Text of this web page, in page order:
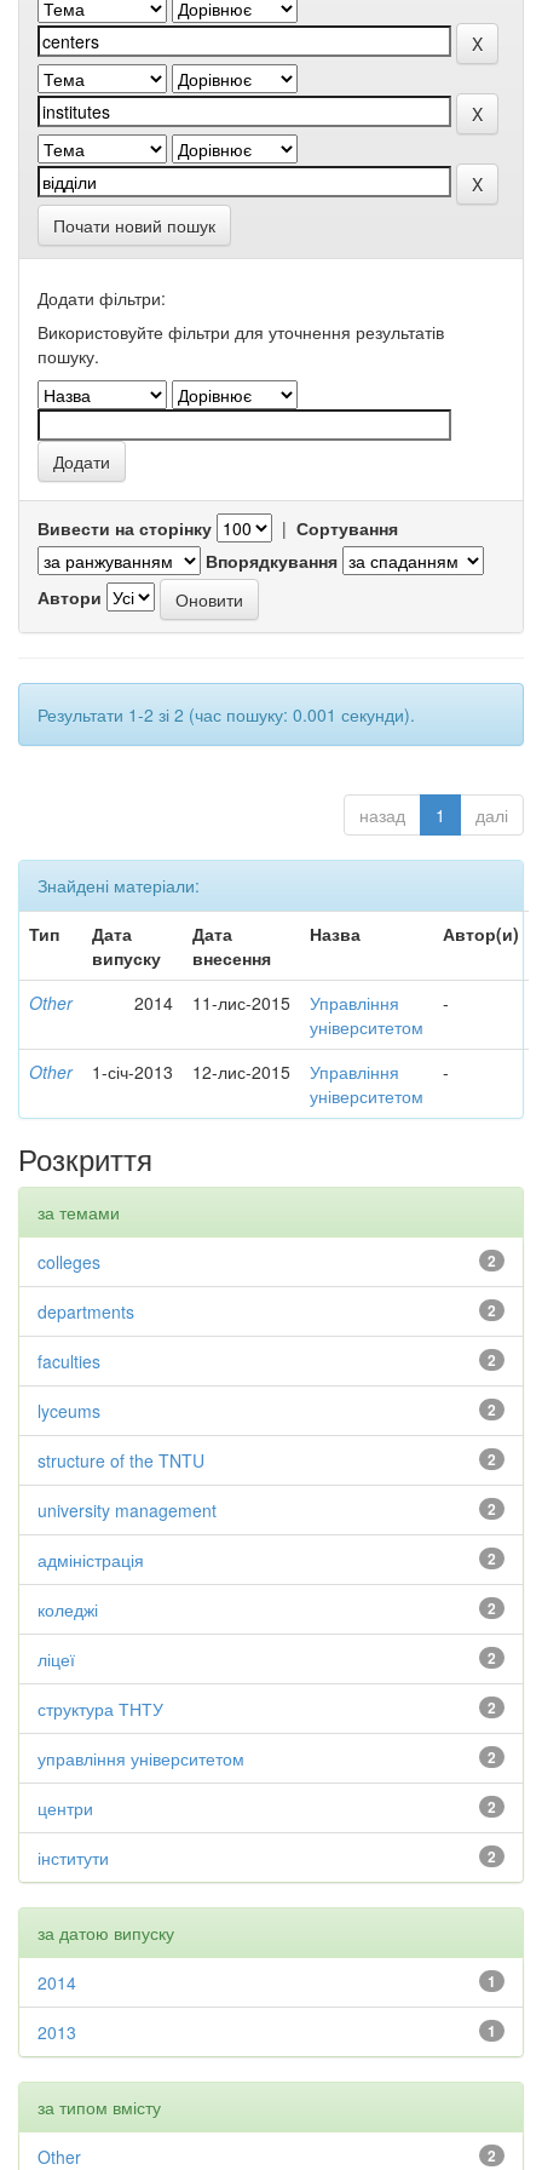
Почати новий пошук
Додати фільтри:
Використовуйте фільтри для уточнення результатів
пошуку.
Вивести на сторінку | Сортування
Впорядкування
Автори
Результати 1-2 зі 2 (час пошуку: 0.001 секунди).
назад 1 далі
Знайдені матеріали:
Тип
Дата
випуску
Дата
внесення
Назва Автор(и)
Other 2014 11-лис-2015
Управління
університетом
-
Other 1-січ-2013 12-лис-2015
Управління
університетом
-
Розкриття
за темами
2
colleges
2
departments
2
faculties
2
lyceums
2
structure of the TNTU
2
university management
2
адміністрація
2
коледжі
2
ліцеї
2
структура ТНТУ
2
управління університетом
2
центри
2
інститути
за датою випуску
1
2014
1
2013
за типом вмісту
2
Other